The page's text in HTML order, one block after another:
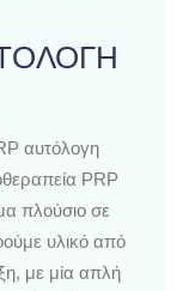
αυτόλογη
PRP
πλούσιο σε
υλικό από
με μία απλή